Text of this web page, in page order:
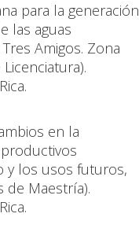
para la generación
las aguas
Amigos. Zona
.
en la
y los usos futuros,
de Maestría).
.